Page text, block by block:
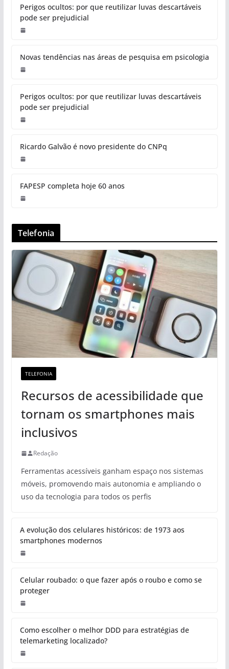
Perigos ocultos: por que reutilizar luvas descartáveis
pode ser prejudicial
Novas tendências nas áreas de pesquisa em psicologia
Perigos ocultos: por que reutilizar luvas descartáveis
pode ser prejudicial
Ricardo Galvão é novo presidente do CNPq
FAPESP completa hoje 60 anos
Telefonia
TELEFONIA
Recursos de acessibilidade que
tornam os smartphones mais
inclusivos
Redação
Ferramentas acessíveis ganham espaço nos sistemas
móveis, promovendo mais autonomia e ampliando o
uso da tecnologia para todos os perfis
A evolução dos celulares históricos: de 1973 aos
smartphones modernos
Celular roubado: o que fazer após o roubo e como se
proteger
Como escolher o melhor DDD para estratégias de
telemarketing localizado?